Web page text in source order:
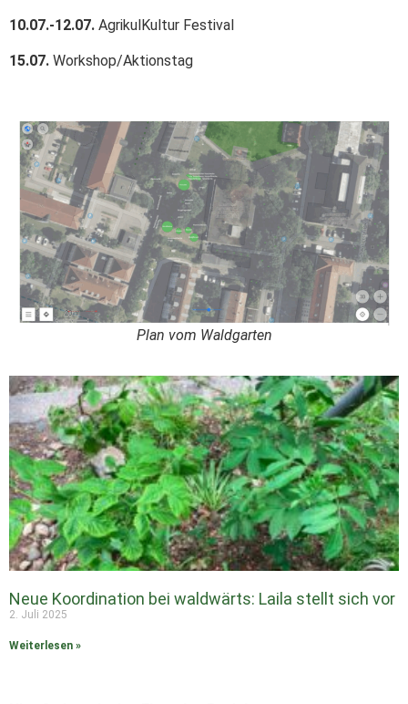
10.07.-12.07. AgrikulKultur Festival
15.07. Workshop/Aktionstag
Plan vom Waldgarten
Neue Koordination bei waldwärts: Laila stellt sich vor
2. Juli 2025
Weiterlesen »